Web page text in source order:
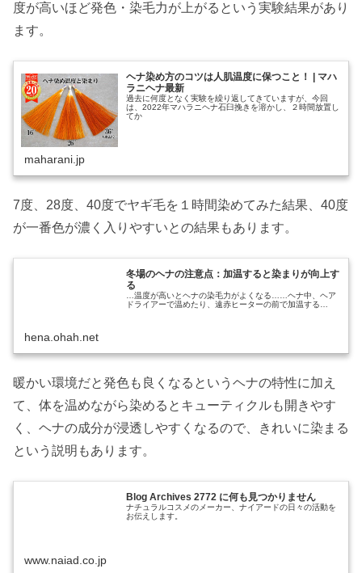
度が高いほど発色・染毛力が上がるという実験結果があり
ます。
ヘナ染め方のコツは人肌温度に保つこと！ | マハ
ラニヘナ最新
過去に何度となく実験を繰り返してきていますが、今回
は、2022年マハラニヘナ石臼挽きを溶かし、２時間放置し
てか
maharani.jp
7度、28度、40度でヤギ毛を１時間染めてみた結果、40度
が一番色が濃く入りやすいとの結果もあります。
冬場のヘナの注意点：加温すると染まりが向上す
る
…温度が高いとヘナの染毛力がよくなる……ヘナ中、ヘア
ドライアーで温めたり、遠赤ヒーターの前で加温する…
hena.ohah.net
暖かい環境だと発色も良くなるというヘナの特性に加え
て、体を温めながら染めるとキューティクルも開きやす
く、ヘナの成分が浸透しやすくなるので、きれいに染まる
という説明もあります。
Blog Archives 2772 に何も見つかりません
ナチュラルコスメのメーカー、ナイアードの日々の活動を
お伝えします。
www.naiad.co.jp